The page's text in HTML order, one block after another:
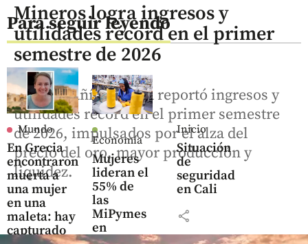
Para seguir leyendo
Mundo
En Grecia
encontraron
muerta a
una mujer
en una
maleta: hay
capturado
Economía
Mujeres
lideran el
55% de
las
MiPymes
en
Inicio
Situación
de
seguridad
en Cali
share
Mineros logra ingresos y
utilidades récord en el primer
semestre de 2026
La compañía minera reportó ingresos y
utilidades récord en el primer semestre
de 2026, impulsados por el alza del
precio del oro, mayor producción y
liquidez.